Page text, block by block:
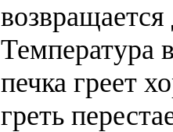
Температура
печка греет
греть